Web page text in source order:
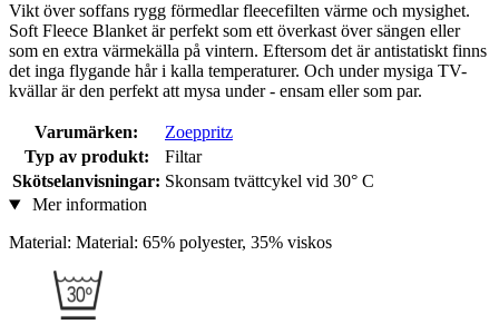
Vikt över soffans rygg förmedlar fleecefilten värme och mysighet.
Soft Fleece Blanket är perfekt som ett överkast över sängen eller
som en extra värmekälla på vintern. Eftersom det är antistatiskt finns
det inga flygande hår i kalla temperaturer. Och under mysiga TV-
kvällar är den perfekt att mysa under - ensam eller som par.
Varumärken:
Zoeppritz
Typ av produkt:
Filtar
Skötselanvisningar: Skonsam tvättcykel vid 30° C
Mer information
Material: Material: 65% polyester, 35% viskos